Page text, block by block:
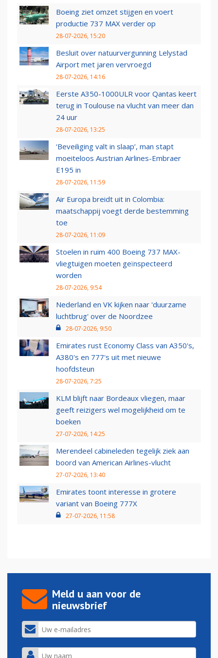
Boeing ziet omzet stijgen en voert
productie 737 MAX verder op
28-07-2026, 15:20
Besluit over natuurvergunning Lelystad
Airport met jaren vervroegd
28-07-2026, 14:16
Eerste A350-1000ULR voor Qantas keert
terug in Toulouse na vlucht van meer dan
24 uur
28-07-2026, 13:25
‘Beveiliging valt in slaap’, man stapt
moeiteloos Austrian Airlines-Embraer
E195 in
28-07-2026, 11:59
Air Europa breidt uit in Colombia:
maatschappij voegt derde bestemming
toe
28-07-2026, 11:09
Stoelen in ruim 400 Boeing 737 MAX-
vliegtuigen moeten geïnspecteerd
worden
28-07-2026, 9:54
Nederland en VK kijken naar 'duurzame
luchtbrug' over de Noordzee
28-07-2026, 9:50
Emirates rust Economy Class van A350's,
A380's en 777's uit met nieuwe
hoofdsteun
28-07-2026, 7:25
KLM blijft naar Bordeaux vliegen, maar
geeft reizigers wel mogelijkheid om te
boeken
27-07-2026, 14:25
Merendeel cabineleden tegelijk ziek aan
boord van American Airlines-vlucht
27-07-2026, 13:40
Emirates toont interesse in grotere
variant van Boeing 777X
27-07-2026, 11:58
Meld u aan voor de
nieuwsbrief